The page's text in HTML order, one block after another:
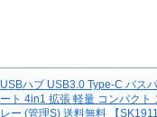
USBハブ USB3.0 Type-C バス
ート 4in1 拡張 軽量 コンパクト
レー (管理S) 送料無料 【